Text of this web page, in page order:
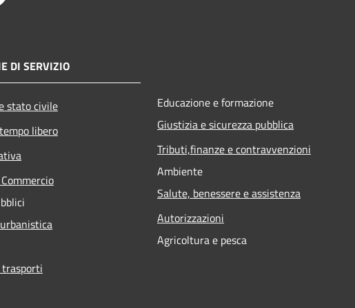
DI SERVIZIO
stato civile
libero
Educazione e formazione
Giustizia e sicurezza pubblica
Tributi,finanze e contravvenzioni
Ambiente
Salute, benessere e assistenza
Autorizzazioni
Agricoltura e pesca